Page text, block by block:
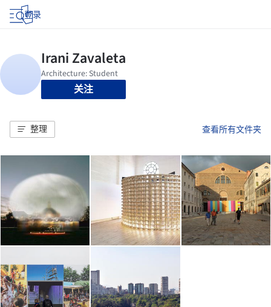
登录
关注
整理 查看所有文件夹